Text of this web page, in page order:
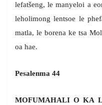
lefatšeng, le manyeloi a
leholimong lentsoe le
matla, le borena ke tsa
oa hae.
Pesalenma 44
MOFUMAHALI O KA